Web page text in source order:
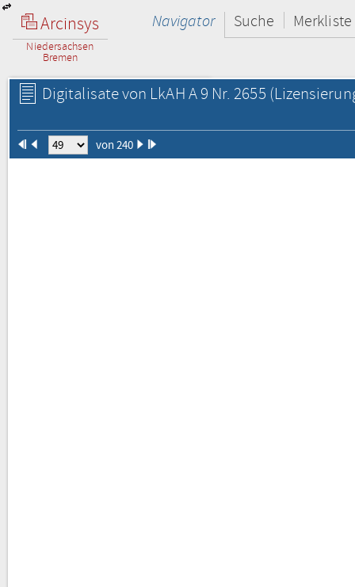
Arcinsys
Niedersachsen
Bremen
Navigator Suche Merkliste
Digitalisate von LkAH A 9 Nr. 2655
von 240